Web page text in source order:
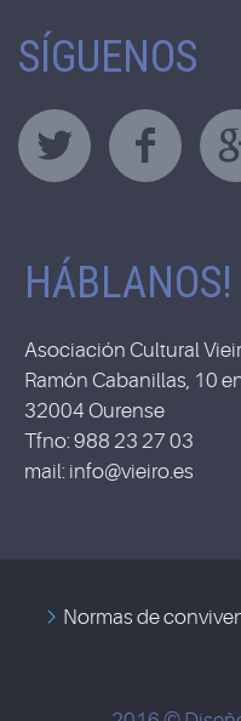
SÍGUENOS
HÁBLANOS!
Asociación Cultural
Ramón Cabanillas, 10
32004 Ourense
Tfno: 988 23 27 03
mail: info@vieiro.es
Normas de